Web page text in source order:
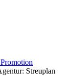
Promotion
Streuplan